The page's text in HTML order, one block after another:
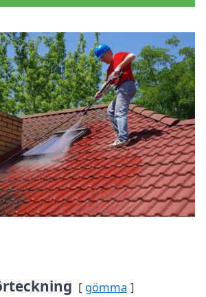
gömma